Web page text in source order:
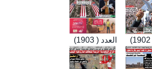
العدد ( 1903)